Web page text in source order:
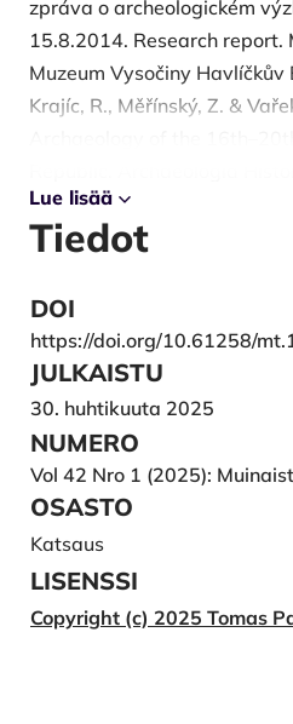
zpráva o archeologickém
15.8.2014. Research report.
Muzeum Vysočiny Havlíčkův
Krajíc, R., Měřínský, Z. &
https://doi.org/10.5817/
Pancíř, T. 2020. Aviation
Budějovice. P. Drnovský, P.
Archaeology of Conflicts II:
Kostelec: Pavel Mervart
Pecha, M. & Vondra, V. 2006.
době nacistické okupace a
České Budějovice: Self-
Rajlich, J. 1997. Mustangy
operace britského a
Rak, M. 2013. Archeologie
Vařeka (ed.) Archeologie
Lue lisää
Tiedot
DOI
https://doi.org/10.61258/
JULKAISTU
30. huhtikuuta 2025
NUMERO
Vol 42 Nro 1 (2025):
OSASTO
Katsaus
LISENSSI
Copyright (c) 2025 Tomas